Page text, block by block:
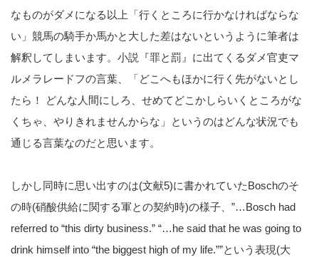
なものがダメになる以上「行くところに行かなければならな
い」競馬の騎手か馬かと大した差はないというように筆者は
解釈してしまいます。小説『罪と罰』に出てくるダメ官吏マ
ルメラレードフの言葉、「どこへもほかに行く先がないとし
たら！ どんな人間にしろ、せめてどこかしらいくところがな
くちゃ、やりきれませんからな」というのはどんな状況でも
通じる言葉なのだと思います。
しかし同時に思い出すのは(文献5)に書かれていたBoschのそ
の時(硝酸供給に関する軍との契約時)の様子、”…Bosch had
referred to “this dirty business.” “…he said that he was going to
drink himself into “the biggest high of my life.””という表現(大